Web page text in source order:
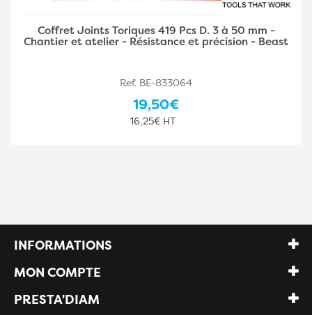
Coffret 125 Pcs Joints Toriques D. 3 à 22 mm -
Chantier et atelier - Usage Professionnel - Beast
Ref. BE-833062
15,50€
12,92€ HT
INFORMATIONS
MON COMPTE
PRESTA'DIAM